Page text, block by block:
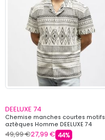
DEELUXE 74
Chemise manches courtes motifs
aztèques Homme DEELUXE 74
49,99 €27,99 € 44%